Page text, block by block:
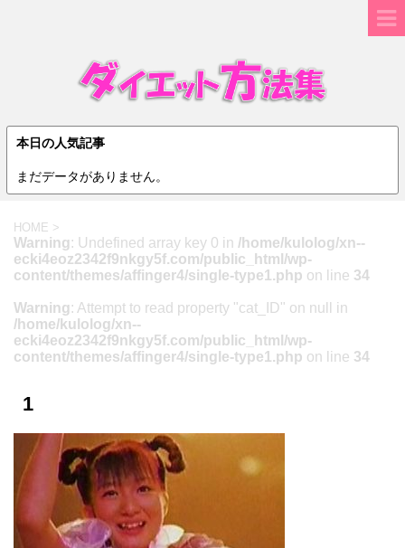
本日の人気記事
まだデータがありません。
HOME >
Warning: Undefined array key 0 in /home/kulolog/xn--
ecki4eoz2342f9nkgy5f.com/public_html/wp-
content/themes/affinger4/single-type1.php on line 34
Warning: Attempt to read property "cat_ID" on null in
/home/kulolog/xn--
ecki4eoz2342f9nkgy5f.com/public_html/wp-
content/themes/affinger4/single-type1.php on line 34
1